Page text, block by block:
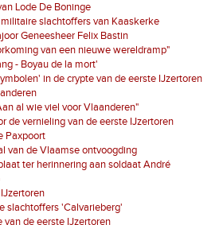
Lode De Boninge
slachtoffers van Kaaskerke
Geneesheer Felix Bastin
van een nieuwe wereldramp"
- Boyau de la mort'
in de crypte van de eerste IJzertoren
al wie viel voor Vlaanderen"
de vernieling van de eerste IJzertoren
Paxpoort
van de Vlaamse ontvoogding
ter herinnering aan soldaat André
slachtoffers 'Calvarieberg'
van de eerste IJzertoren